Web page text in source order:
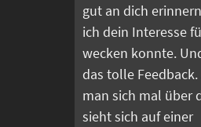
gut an dich
ich dein Interesse
wecken konnte.
das tolle
man sich mal über
sieht sich auf einer